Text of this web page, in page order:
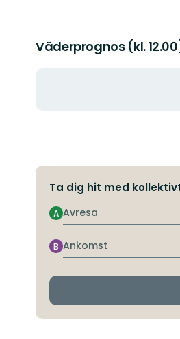
Väderprognos (kl.
Ta dig hit med
Avresa
A
Ankomst
B